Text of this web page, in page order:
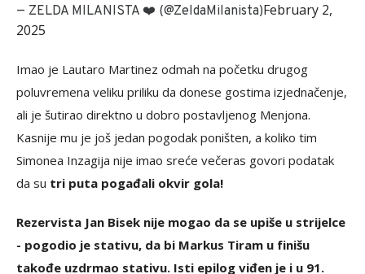
— ZELDA MILANISTA ❤️ (@ZeldaMilanista)February 2,
2025
Imao je Lautaro Martinez odmah na početku drugog
poluvremena veliku priliku da donese gostima izjednačenje,
ali je šutirao direktno u dobro postavljenog Menjona.
Kasnije mu je još jedan pogodak poništen, a koliko tim
Simonea Inzagija nije imao sreće večeras govori podatak
da su tri puta pogađali okvir gola!
Rezervista Jan Bisek nije mogao da se upiše u strijelce
- pogodio je stativu, da bi Markus Tiram u finišu
takođe uzdrmao stativu. Isti epilog viđen je i u 91.